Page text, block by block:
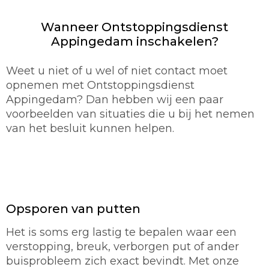
Wanneer Ontstoppingsdienst
Appingedam inschakelen?
Weet u niet of u wel of niet contact moet
opnemen met Ontstoppingsdienst
Appingedam? Dan hebben wij een paar
voorbeelden van situaties die u bij het nemen
van het besluit kunnen helpen.
Opsporen van putten
Het is soms erg lastig te bepalen waar een
verstopping, breuk, verborgen put of ander
buisprobleem zich exact bevindt. Met onze